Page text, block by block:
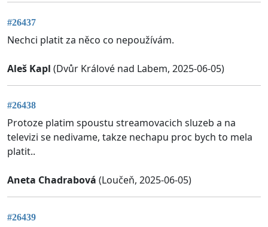
#26437
Nechci platit za něco co nepoužívám.
Aleš Kapl (Dvůr Králové nad Labem, 2025-06-05)
#26438
Protoze platim spoustu streamovacich sluzeb a na
televizi se nedivame, takze nechapu proc bych to mela
platit..
Aneta Chadrabová (Loučeň, 2025-06-05)
#26439